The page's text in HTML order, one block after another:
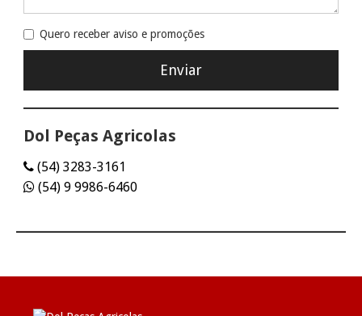
Quero receber aviso e promoções
Dol Peças Agricolas
(54) 3283-3161
(54) 9 9986-6460